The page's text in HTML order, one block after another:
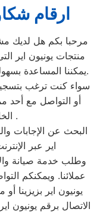
ارقام
مرحبا بكم هل لديك
منتجات يونيون اير
يمكننا المساعدة بسهولة لاننا أفضل خدمة عملاء صيانة فى مصر.
سواء كنت ترغب
أو التواصل مع أحد
الخاصة بمنتجات يونيون اير .
البحث عن الإجابات
اير عبر
وطلب خدمة صيانة
عملائنا. ويمكنكم
يونيون اير بزيزينا
الاتصال برقم يونيون